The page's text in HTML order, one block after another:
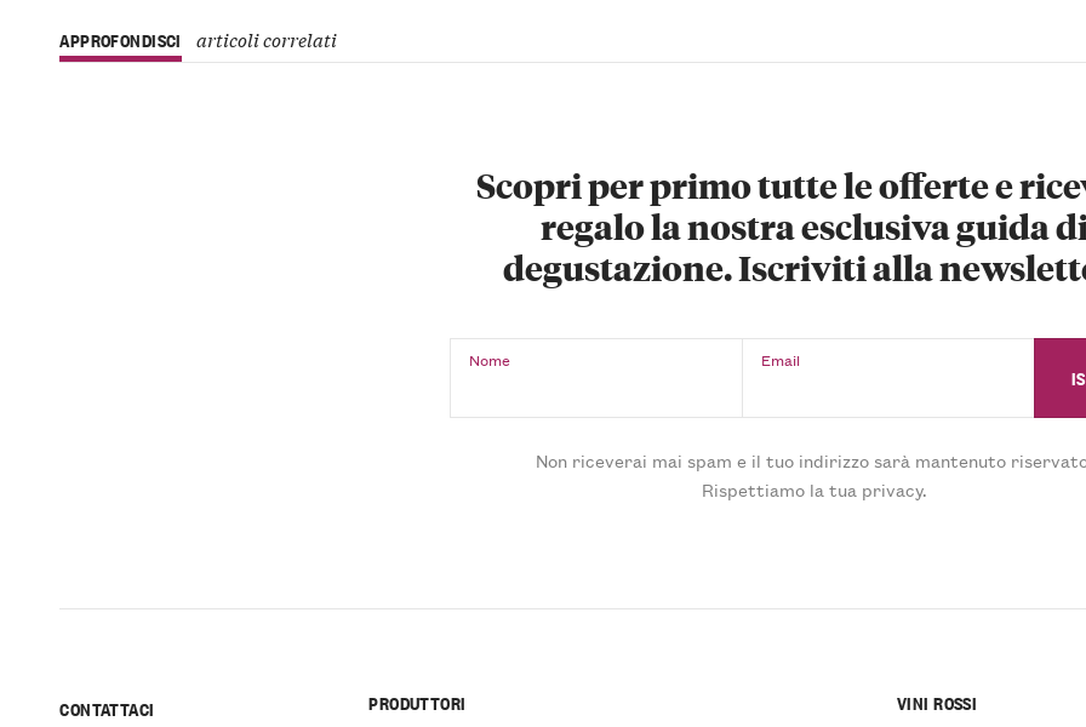
APPROFONDISCI articoli correlati
Scopri per primo tutte le offerte e
regalo la nostra esclusiva guida di
degustazione. Iscriviti alla
Nome Email
Non riceverai mai spam e il tuo indirizzo sarà mantenuto
Rispettiamo la tua privacy.
CONTATTACI
PRODUTTORI
VINI ROSSI